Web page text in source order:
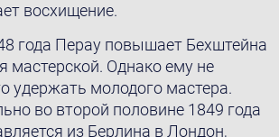
восхищение.
года Перау повышает Бехштейна
мастерской. Однако ему не
удержать молодого мастера.
во второй половине 1849 года
из Берлина в Лондон,